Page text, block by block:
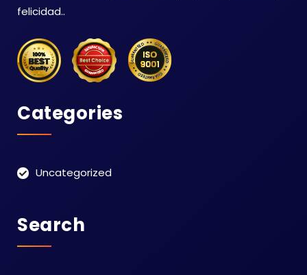
felicidad..
Categories
Uncategorized
Search